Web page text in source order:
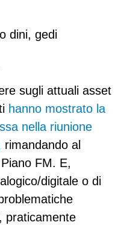
sugli attuali asset
hanno mostrato la
nella riunione
rimandando al
FM. E,
digitale o di
praticamente